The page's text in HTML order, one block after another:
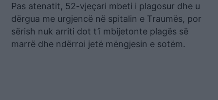
Pas atenatit, 52-vjeçari mbeti i plagosur dhe u
dërgua me urgjencë në spitalin e Traumës, por
sërish nuk arriti dot t’i mbijetonte plagës së
marrë dhe ndërroi jetë mëngjesin e sotëm.